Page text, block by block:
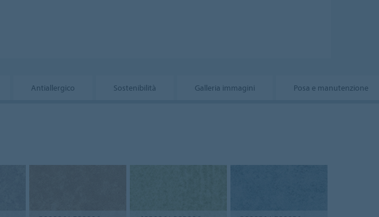
Antiallergico Sostenibilità Galleria immagini Posa e manutenzione